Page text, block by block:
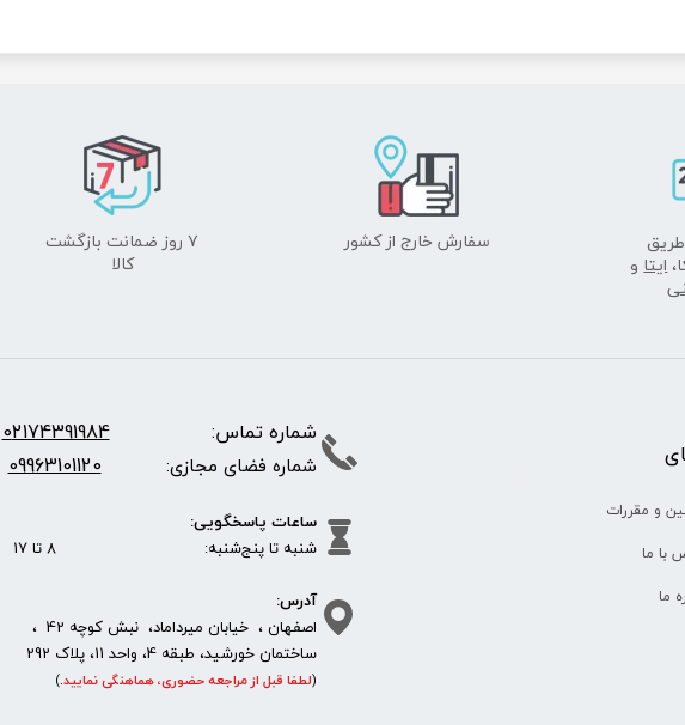
ایتا و
سفارش خارج از کشور
۷ روز ضمانت بازگشت
​​​​​​​کالا
و مقررات
با ما
ما
شماره تماس: 02174391984
شماره فضای مجازی: 09963101120
ساعات پاسخگویی:
شنبه تا پنج‌شنبه: 8 تا 17
آدرس:
اصفهان ، خیابان میرداماد، نبش کوچه 42 ،
ساختمان خورشید، طبقه 4، واحد 11، پلاک 292
(لطفا قبل از مراجعه حضوری، هماهنگی نمایید.
)